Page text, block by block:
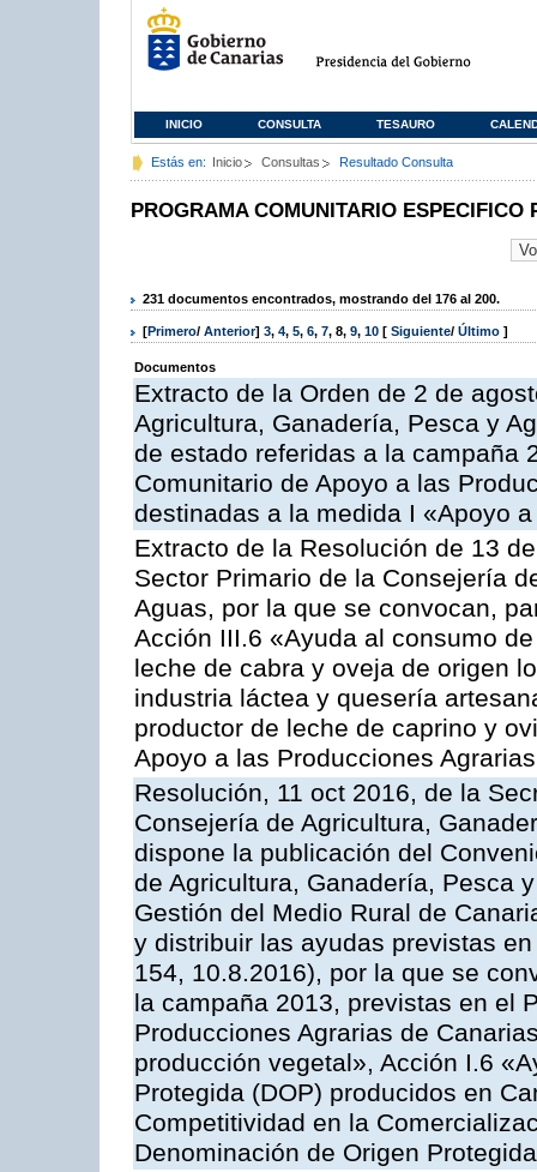
INICIO CONSULTA TESAURO
Estás en: Inicio Consultas Resultado Consulta
PROGRAMA COMUNITARIO ESPECIFICO
231 documentos encontrados, mostrando del 176 al 200.
[Primero/ Anterior] 3, 4, 5, 6, 7, 8, 9, 10 [ Siguiente/ Último ]
Documentos
Extracto de la Orden de 2 de
Agricultura, Ganadería, Pesca y
de estado referidas a la campaña
Comunitario de Apoyo a las
destinadas a la medida I «Apoyo
Extracto de la Resolución de 13
Sector Primario de la Consejería
Aguas, por la que se convocan,
Acción III.6 «Ayuda al consumo
leche de cabra y oveja de origen
industria láctea y quesería
productor de leche de caprino y
Apoyo a las Producciones
Resolución, 11 oct 2016, de la
Consejería de Agricultura,
dispone la publicación del
de Agricultura, Ganadería, Pesca
Gestión del Medio Rural de
y distribuir las ayudas previstas
154, 10.8.2016), por la que se
la campaña 2013, previstas en el
Producciones Agrarias de
producción vegetal», Acción I.6
Protegida (DOP) producidos en
Competitividad en la
Denominación de Origen